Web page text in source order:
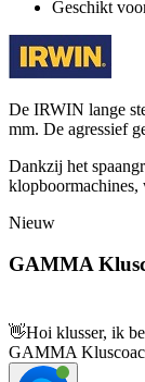
Geschikt
De IRWIN lange
mm. De agressief
Dankzij het
klopboormachines,
Nieuw
GAMMA
👋Hoi klusser, ik
GAMMA